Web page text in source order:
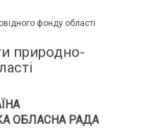
фонду області
природно-
ОБЛАСНА РАДА